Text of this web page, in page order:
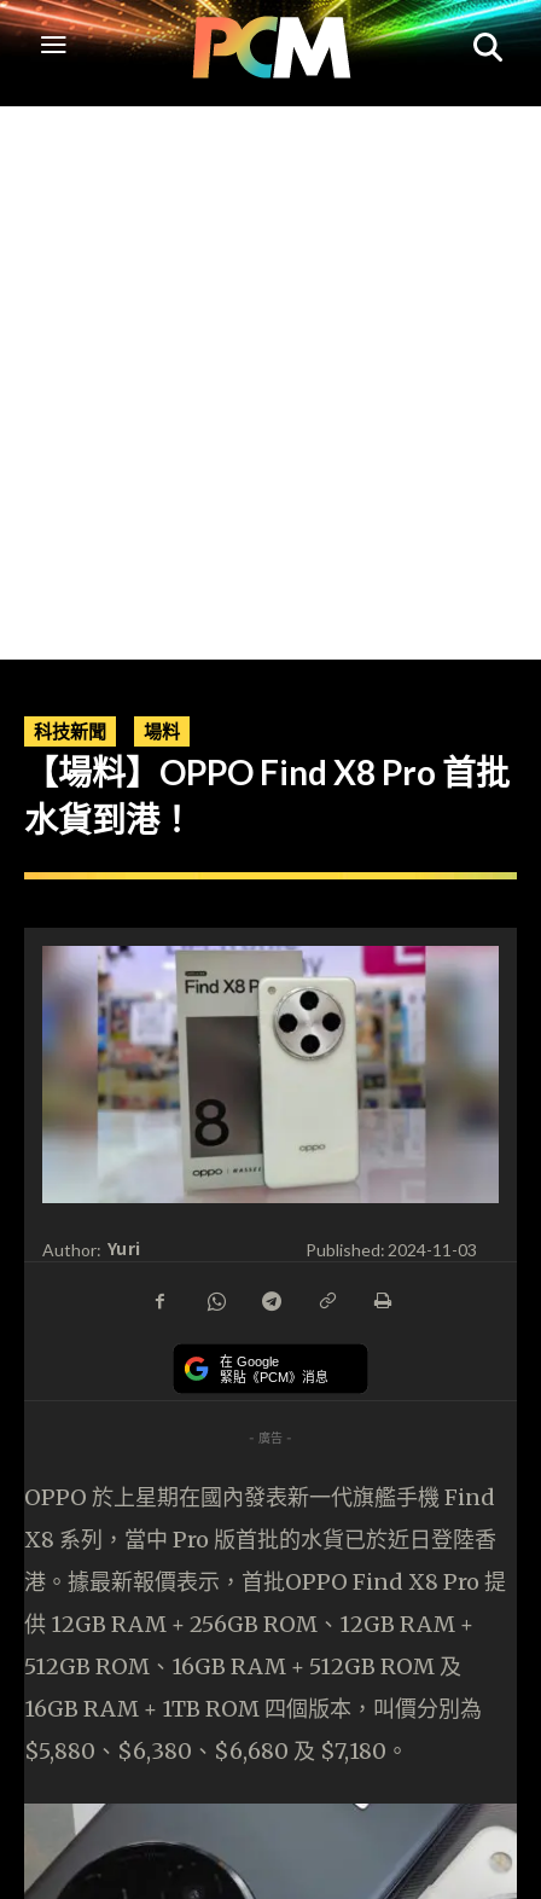
科技新聞 場料
【場料】OPPO Find X8 Pro 首批
水貨到港！
Author: Yuri Published: 2024-11-03
在 Google
緊貼《PCM》消息
- 廣告 -
OPPO 於上星期在國內發表新一代旗艦手機 Find
X8 系列，當中 Pro 版首批的水貨已於近日登陸香
港。據最新報價表示，首批OPPO Find X8 Pro 提
供 12GB RAM + 256GB ROM、12GB RAM +
512GB ROM、16GB RAM + 512GB ROM 及
16GB RAM + 1TB ROM 四個版本，叫價分別為
$5,880、$6,380、$6,680 及 $7,180。